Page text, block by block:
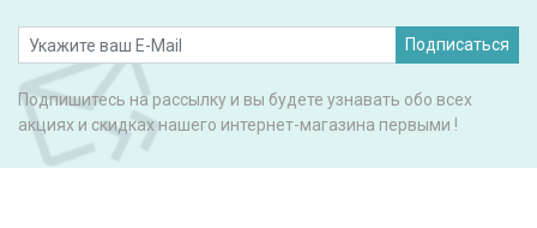
Подписаться
Подпишитесь на рассылку и вы будете узнавать обо всех
акциях и скидках нашего интернет-магазина первыми !